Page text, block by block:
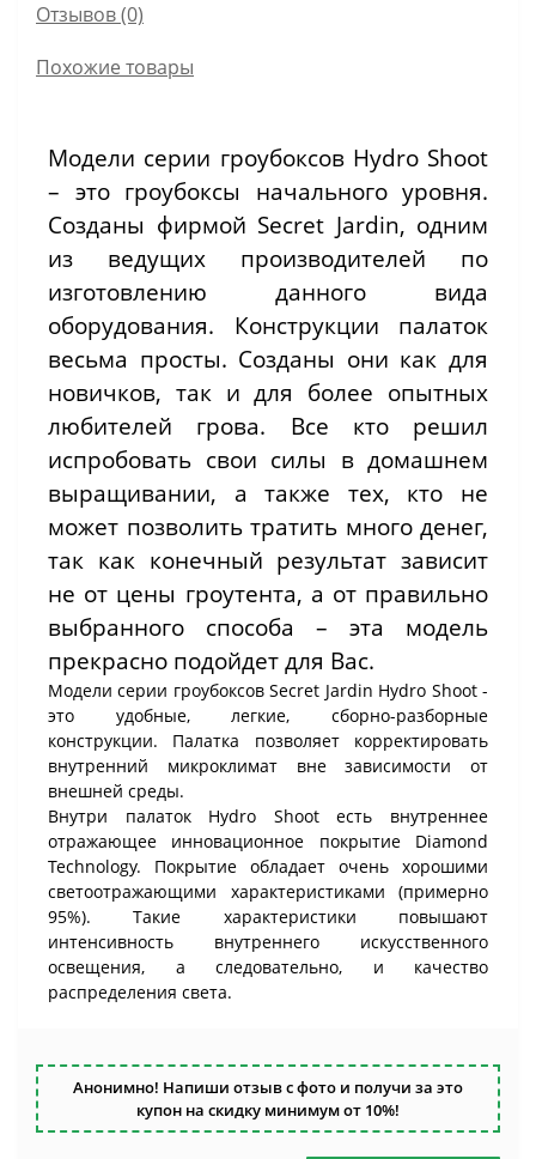
Отзывов (0)
Похожие товары
Модели серии гроубоксов Hydro Shoot
– это гроубоксы начального уровня.
Созданы фирмой Secret Jardin, одним
из ведущих производителей по
изготовлению данного вида
оборудования. Конструкции палаток
весьма просты. Созданы они как для
новичков, так и для более опытных
любителей грова. Все кто решил
испробовать свои силы в домашнем
выращивании, а также тех, кто не
может позволить тратить много денег,
так как конечный результат зависит
не от цены гроутента, а от правильно
выбранного способа – эта модель
прекрасно подойдет для Вас.
Модели серии гроубоксов Secret Jardin Hydro Shoot -
это удобные, легкие, сборно-разборные
конструкции. Палатка позволяет корректировать
внутренний микроклимат вне зависимости от
внешней среды.
Внутри палаток Hydro Shoot есть внутреннее
отражающее инновационное покрытие Diamond
Technology. Покрытие обладает очень хорошими
светоотражающими характеристиками (примерно
95%). Такие характеристики повышают
интенсивность внутреннего искусственного
освещения, а следовательно, и качество
распределения света.
Анонимно! Напиши отзыв с фото и получи за это
купон на скидку минимум от 10%!